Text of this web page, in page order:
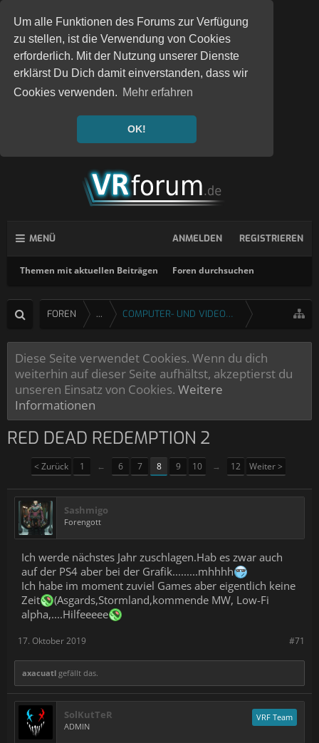
Um alle Funktionen des Forums zur Verfügung
zu stellen, ist die Verwendung von Cookies
erforderlich. Mit der Nutzung unserer Dienste
erklärst Du Dich damit einverstanden, dass wir
Cookies verwenden. Mehr erfahren
OK!
MENÜ
Themen mit aktuellen Beiträgen Foren durchsuchen
ANMELDEN REGISTRIEREN
FOREN ... COMPUTER- UND VIDEOSPIELE
Diese Seite verwendet Cookies. Wenn du dich
weiterhin auf dieser Seite aufhältst, akzeptierst du
unseren Einsatz von Cookies. Weitere
Informationen
RED DEAD REDEMPTION 2
< Zurück 1 ← 6 7 8 9 10 → 12 Weiter >
Sashmigo
Forengott
Ich werde nächstes Jahr zuschlagen.Hab es zwar auch
auf der PS4 aber bei der Grafik.........mhhhh
Ich habe im moment zuviel Games aber eigentlich keine
Zeit
(Asgards,Stormland,kommende MW, Low-Fi
alpha,....Hilfeeeee
#71
17. Oktober 2019
axacuatl gefällt das.
SolKutTeR
ADMIN
VRF Team